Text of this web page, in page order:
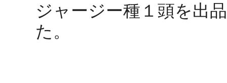
ジャージー種１頭を出
た。